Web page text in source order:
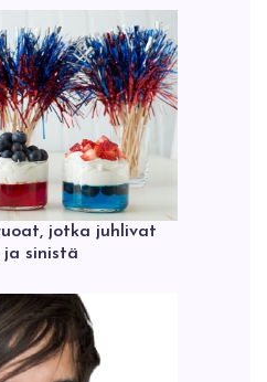
jotka juhlivat
ja sinistä